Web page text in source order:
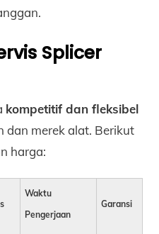
Splicer
kompetitif dan fleksibel
dan merek alat. Berikut
harga:
Waktu
Pengerjaan
Garansi